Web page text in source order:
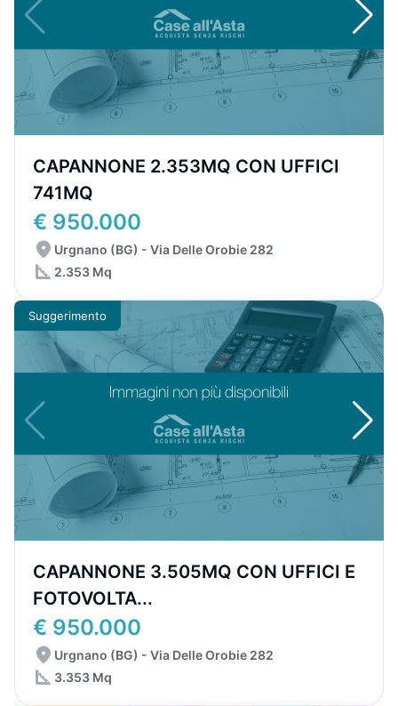
CAPANNONE 2.353MQ CON UFFICI
741MQ
€ 950.000
Urgnano (BG) - Via Delle Orobie 282
2.353 Mq
Suggerimento
CAPANNONE 3.505MQ CON UFFICI E
FOTOVOLTA...
€ 950.000
Urgnano (BG) - Via Delle Orobie 282
3.353 Mq